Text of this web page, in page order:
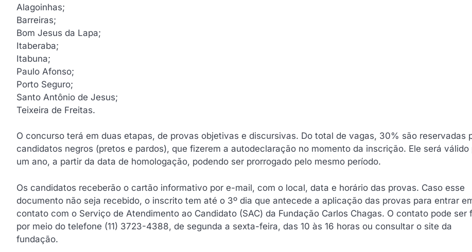
Alagoinhas;
Barreiras;
Bom Jesus da Lapa;
Itaberaba;
Itabuna;
Paulo Afonso;
Porto Seguro;
Santo Antônio de Jesus;
Teixeira de Freitas.
O concurso terá em duas etapas, de provas objetivas e discursivas. Do total de vagas, 30% são reservadas
candidatos negros (pretos e pardos), que fizerem a autodeclaração no momento da inscrição. Ele será válido
um ano, a partir da data de homologação, podendo ser prorrogado pelo mesmo período.
Os candidatos receberão o cartão informativo por e-mail, com o local, data e horário das provas. Caso esse
documento não seja recebido, o inscrito tem até o 3º dia que antecede a aplicação das provas para entrar
contato com o Serviço de Atendimento ao Candidato (SAC) da Fundação Carlos Chagas. O contato pode ser
por meio do telefone (11) 3723-4388, de segunda a sexta-feira, das 10 às 16 horas ou consultar o site da
fundação.